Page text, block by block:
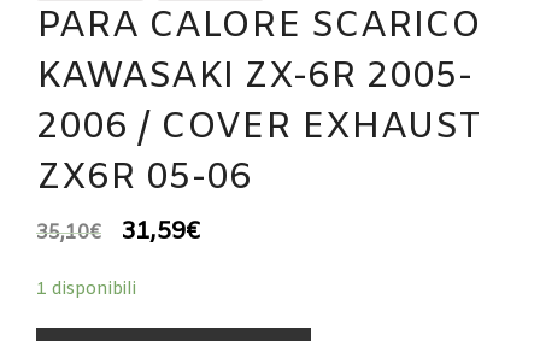
PARA CALORE SCARICO
KAWASAKI ZX-6R 2005-
2006 / COVER EXHAUST
ZX6R 05-06
35,10€ 31,59€
1 disponibili